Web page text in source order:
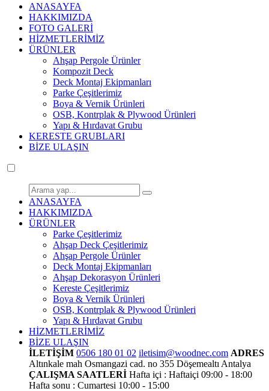
ANASAYFA
HAKKIMIZDA
FOTO GALERİ
HİZMETLERİMİZ
ÜRÜNLER
Ahşap Pergole Ürünler
Kompozit Deck
Deck Montaj Ekipmanları
Parke Çeşitlerimiz
Boya & Vernik Ürünleri
OSB, Kontrplak & Plywood Ürünleri
Yapı & Hırdavat Grubu
KERESTE GRUBLARI
BİZE ULAŞIN
ANASAYFA
HAKKIMIZDA
ÜRÜNLER
Parke Çeşitlerimiz
Ahşap Deck Çeşitlerimiz
Ahşap Pergole Ürünler
Deck Montaj Ekipmanları
Ahşap Dekorasyon Ürünleri
Kereste Çeşitlerimiz
Boya & Vernik Ürünleri
OSB, Kontrplak & Plywood Ürünleri
Yapı & Hırdavat Grubu
HİZMETLERİMİZ
BİZE ULAŞIN
İLETİŞİM 0506 180 01 02 iletisim@woodnec.com ADRES
Altınkale mah Osmangazi cad. no 355 Döşemealtı Antalya
ÇALIŞMA SAATLERİ Hafta içi : Haftaiçi 09:00 - 18:00
Hafta sonu : Cumartesi 10:00 - 15:00